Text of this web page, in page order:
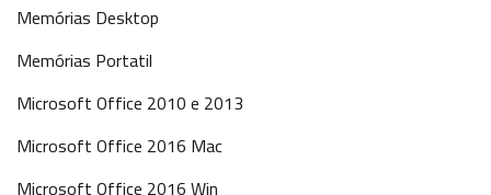
Memórias Desktop
Memórias Portatil
Microsoft Office 2010 e 2013
Microsoft Office 2016 Mac
Microsoft Office 2016 Win